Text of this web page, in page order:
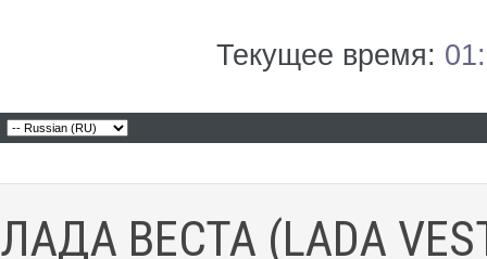
Текущее время:
ЛАДА ВЕСТА (LADA